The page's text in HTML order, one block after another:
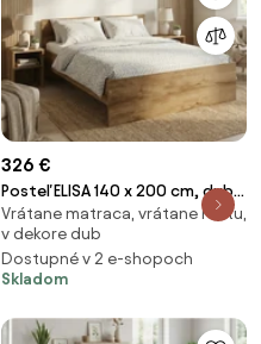
326 €
Posteľ ELISA 140 x 200 cm, dub
artisan Rošt: S latkovým
roštom, Matrac: Matrac
SOMMERA 18 cm
Vrátane matraca, vrátane roštu,
v dekore dub
Dostupné v 2 e-shopoch
Skladom